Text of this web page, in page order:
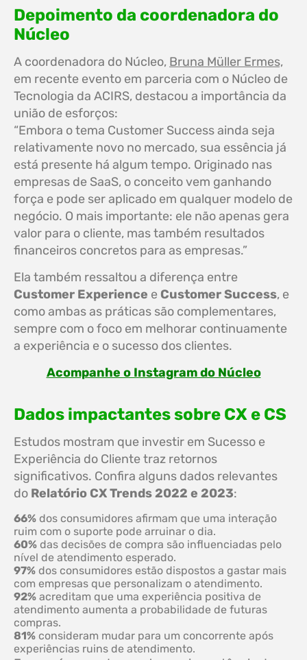
Depoimento da coordenadora do
Núcleo
A coordenadora do Núcleo, Bruna Müller Ermes,
em recente evento em parceria com o Núcleo de
Tecnologia da ACIRS, destacou a importância da
união de esforços:
“Embora o tema Customer Success ainda seja
relativamente novo no mercado, sua essência já
está presente há algum tempo. Originado nas
empresas de SaaS, o conceito vem ganhando
força e pode ser aplicado em qualquer modelo de
negócio. O mais importante: ele não apenas gera
valor para o cliente, mas também resultados
financeiros concretos para as empresas.”
Ela também ressaltou a diferença entre
Customer Experience e Customer Success, e
como ambas as práticas são complementares,
sempre com o foco em melhorar continuamente
a experiência e o sucesso dos clientes.
Acompanhe o Instagram do Núcleo
Dados impactantes sobre CX e CS
Estudos mostram que investir em Sucesso e
Experiência do Cliente traz retornos
significativos. Confira alguns dados relevantes
do Relatório CX Trends 2022 e 2023:
66% dos consumidores afirmam que uma interação
ruim com o suporte pode arruinar o dia.
60% das decisões de compra são influenciadas pelo
nível de atendimento esperado.
97% dos consumidores estão dispostos a gastar mais
com empresas que personalizam o atendimento.
92% acreditam que uma experiência positiva de
atendimento aumenta a probabilidade de futuras
compras.
81% consideram mudar para um concorrente após
experiências ruins de atendimento.